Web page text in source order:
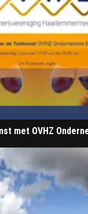
met OVHZ